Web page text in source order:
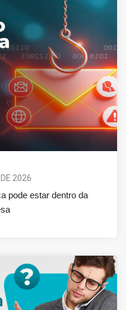
2026
pode estar dentro da